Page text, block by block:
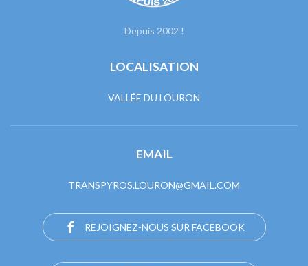
Depuis 2002 !
LOCALISATION
VALLÉE DU LOURON
EMAIL
TRANSPYROS.LOURON@GMAIL.COM
REJOIGNEZ-NOUS SUR FACEBOOK